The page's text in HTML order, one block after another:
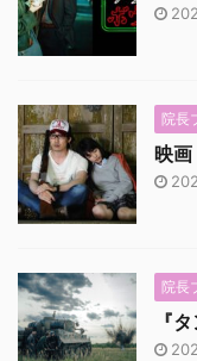
院長
映
院長
『